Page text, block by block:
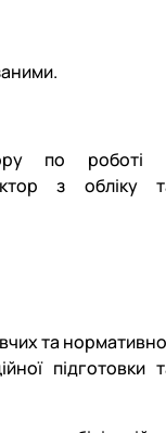
по роботі
з обліку
та
підготовки